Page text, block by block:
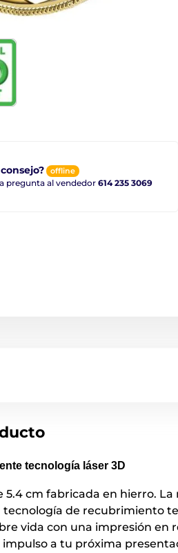
offline
pregunta al vendedor 614 235 3069
tecnología láser 3D
5.4 cm fabricada en hierro. La
de recubrimiento
vida con una impresión en
a tu próxima